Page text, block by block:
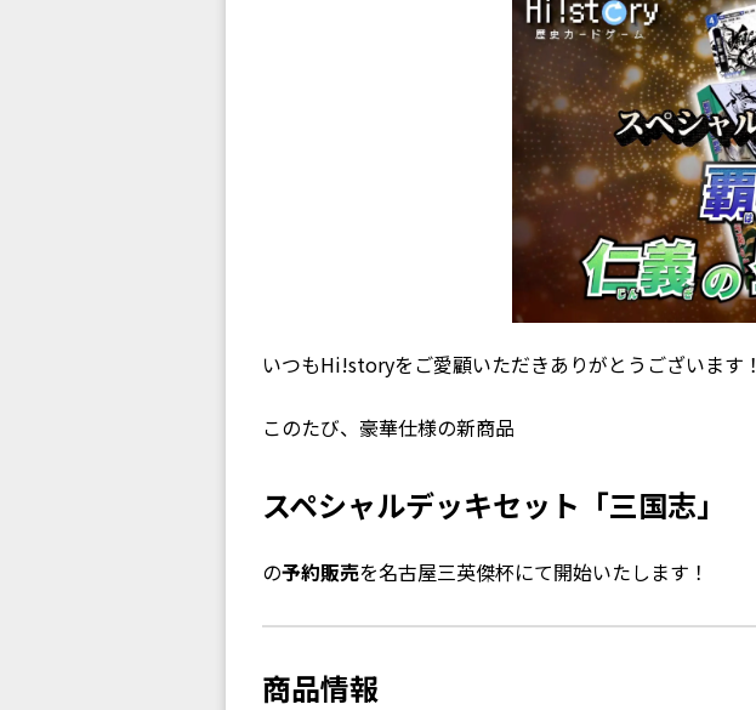
いつもHi!storyをご愛顧いただきありがとうございます！
このたび、豪華仕様の新商品
スペシャルデッキセット「三国志」
の予約販売を名古屋三英傑杯にて開始いたします！
商品情報